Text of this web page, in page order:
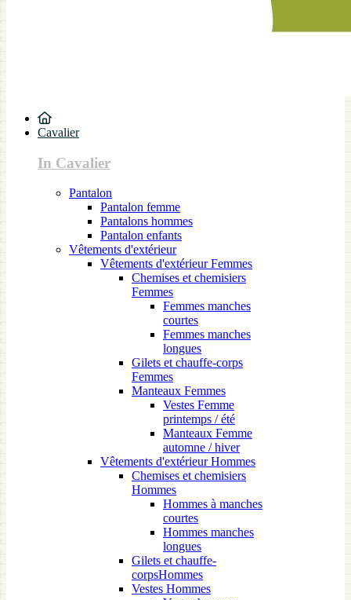
Cavalier
In Cavalier
Pantalon
Pantalon femme
Pantalons hommes
Pantalon enfants
Vêtements d'extérieur
Vêtements d'extérieur Femmes
Chemises et chemisiers
Femmes
Femmes manches
courtes
Femmes manches
longues
Gilets et chauffe-corps
Femmes
Manteaux Femmes
Vestes Femme
printemps / été
Manteaux Femme
automne / hiver
Vêtements d'extérieur Hommes
Chemises et chemisiers
Hommes
Hommes à manches
courtes
Hommes manches
longues
Gilets et chauffe-
corpsHommes
Vestes Hommes